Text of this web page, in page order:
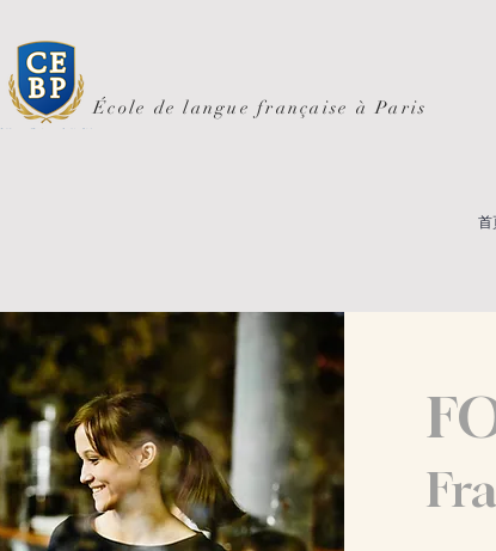
École de langue française à Paris
首